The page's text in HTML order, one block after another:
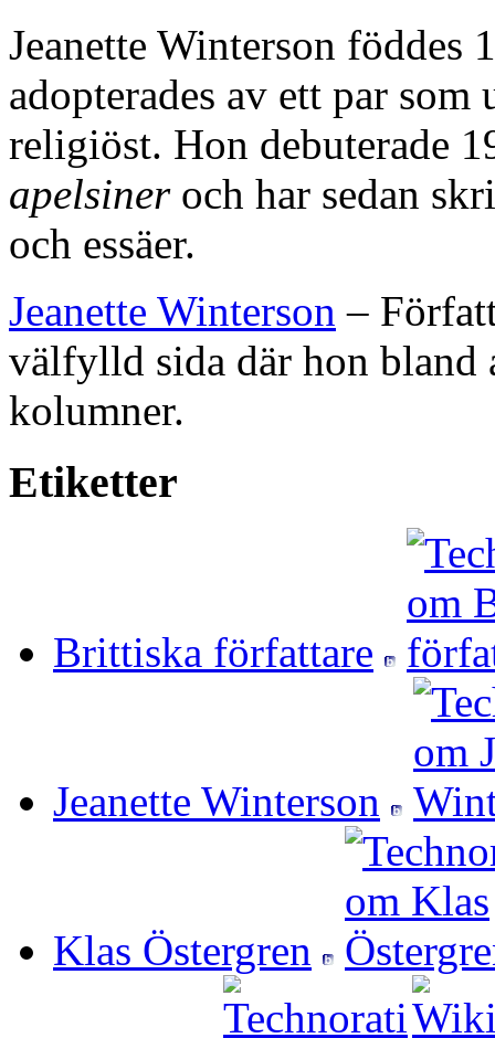
Jeanette Winterson föddes
adopterades av ett par som
religiöst. Hon debuterade
apelsineroch har sedan
och essäer.
Jeanette Winterson –
välfylld sida där hon bland
kolumner.
Etiketter
Brittiska författare
Jeanette Winterson
Klas Östergren